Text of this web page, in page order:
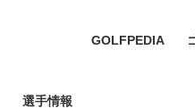
GOLFPEDIA
選手情報